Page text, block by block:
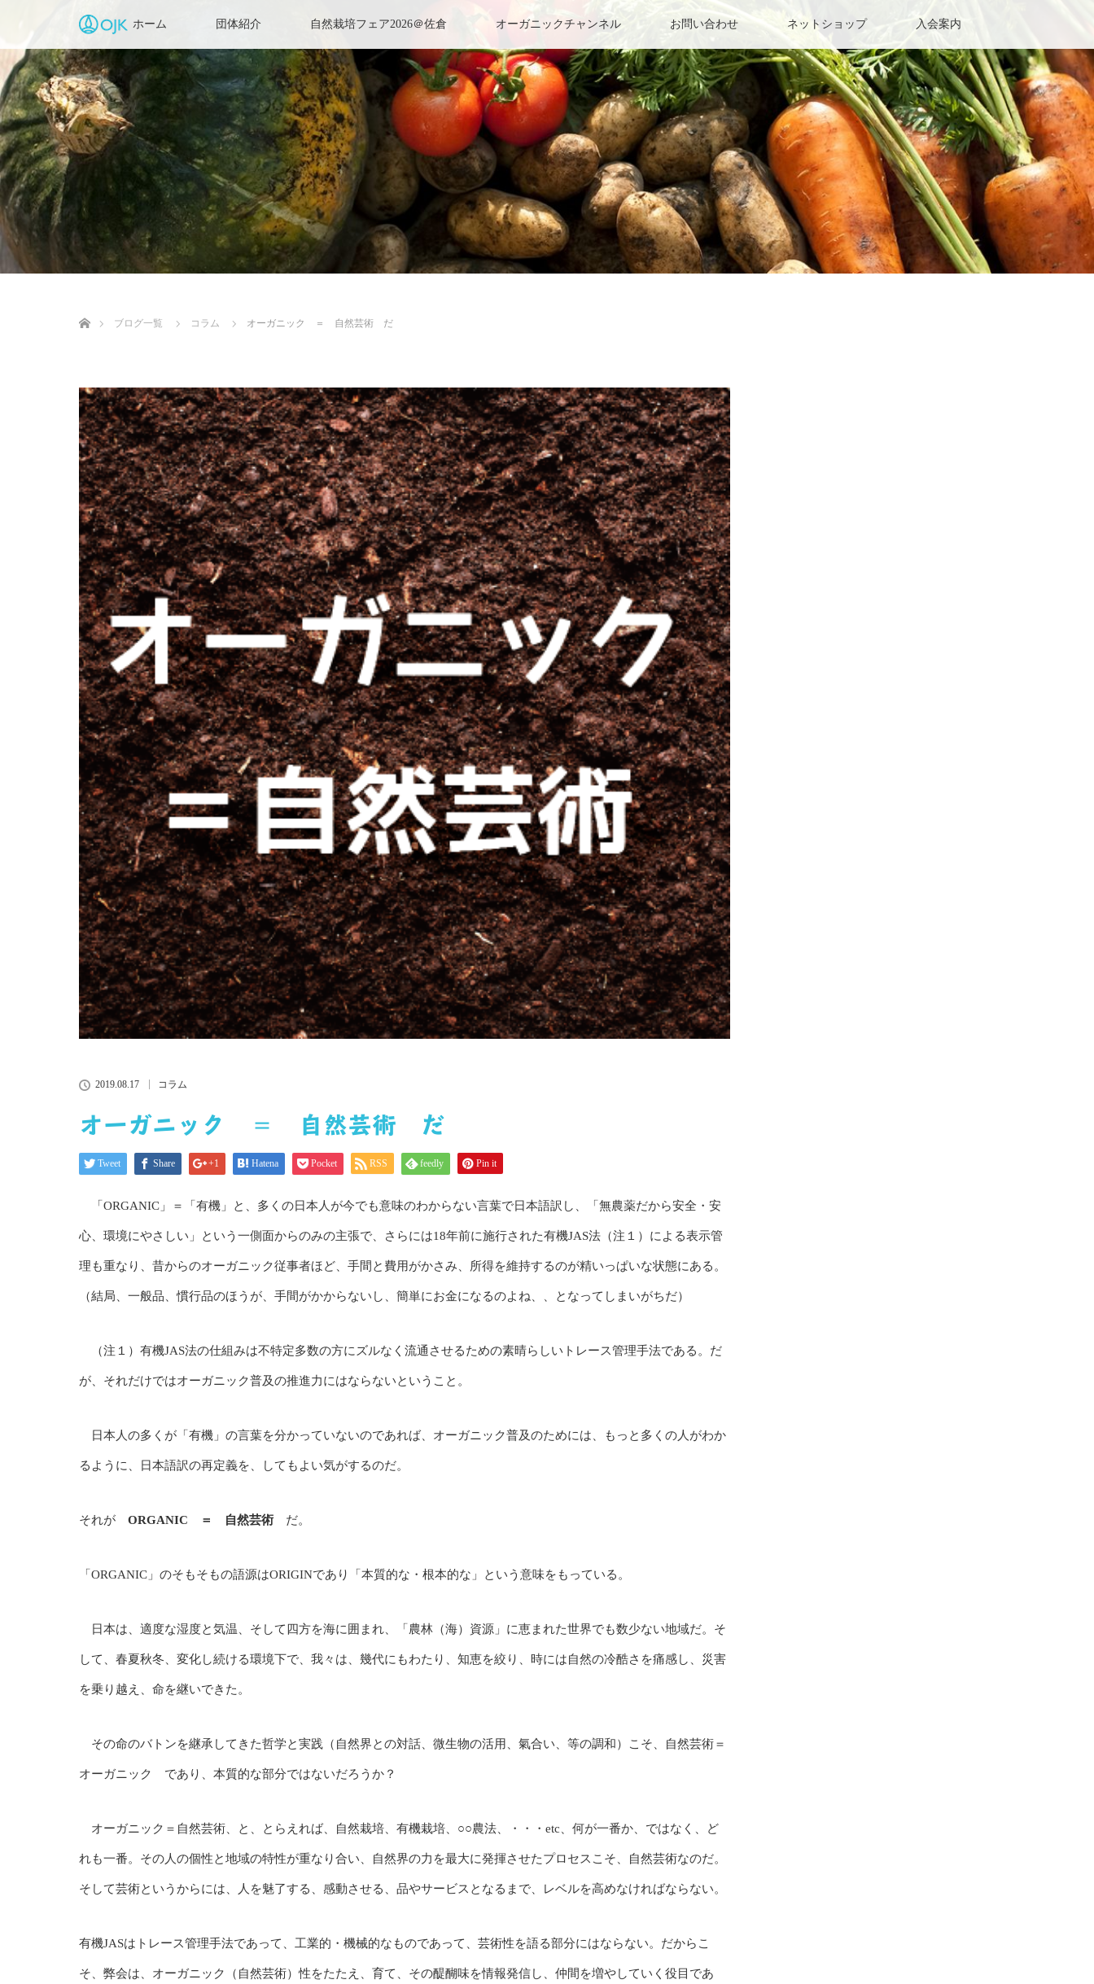
ホーム 団体紹介 自然栽培フェア2026＠佐倉 オーガニックチャンネル お問い合わせ ネットショップ 入会案内
ブログ一覧
コラム オーガニック ＝ 自然芸術 だ
2019.08.17 コラム
オーガニック ＝ 自然芸術 だ
Tweet Share +1 Hatena Pocket RSS feedly Pin it
「ORGANIC」＝「有機」と、多くの日本人が今でも意味のわからない言葉で日本語訳し、「無農薬だから安全・安
心、環境にやさしい」という一側面からのみの主張で、さらには18年前に施行された有機JAS法（注１）による表示管
理も重なり、昔からのオーガニック従事者ほど、手間と費用がかさみ、所得を維持するのが精いっぱいな状態にある。
（結局、一般品、慣行品のほうが、手間がかからないし、簡単にお金になるのよね、、となってしまいがちだ）
（注１）有機JAS法の仕組みは不特定多数の方にズルなく流通させるための素晴らしいトレース管理手法である。だ
が、それだけではオーガニック普及の推進力にはならないということ。
日本人の多くが「有機」の言葉を分かっていないのであれば、オーガニック普及のためには、もっと多くの人がわか
るように、日本語訳の再定義を、してもよい気がするのだ。
それが ORGANIC ＝ 自然芸術 だ。
「ORGANIC」のそもそもの語源はORIGINであり「本質的な・根本的な」という意味をもっている。
日本は、適度な湿度と気温、そして四方を海に囲まれ、「農林（海）資源」に恵まれた世界でも数少ない地域だ。そ
して、春夏秋冬、変化し続ける環境下で、我々は、幾代にもわたり、知恵を絞り、時には自然の冷酷さを痛感し、災害
を乗り越え、命を継いできた。
その命のバトンを継承してきた哲学と実践（自然界との対話、微生物の活用、氣合い、等の調和）こそ、自然芸術＝
オーガニック であり、本質的な部分ではないだろうか？
オーガニック＝自然芸術、と、とらえれば、自然栽培、有機栽培、○○農法、・・・etc、何が一番か、ではなく、ど
れも一番。その人の個性と地域の特性が重なり合い、自然界の力を最大に発揮させたプロセスこそ、自然芸術なのだ。
そして芸術というからには、人を魅了する、感動させる、品やサービスとなるまで、レベルを高めなければならない。
有機JASはトレース管理手法であって、工業的・機械的なものであって、芸術性を語る部分にはならない。だからこ
そ、弊会は、オーガニック（自然芸術）性をたたえ、育て、その醍醐味を情報発信し、仲間を増やしていく役目であ